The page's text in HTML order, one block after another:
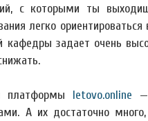
с которыми ты
легко
кафедры задает очень
платформы letovo.online
А их достаточно